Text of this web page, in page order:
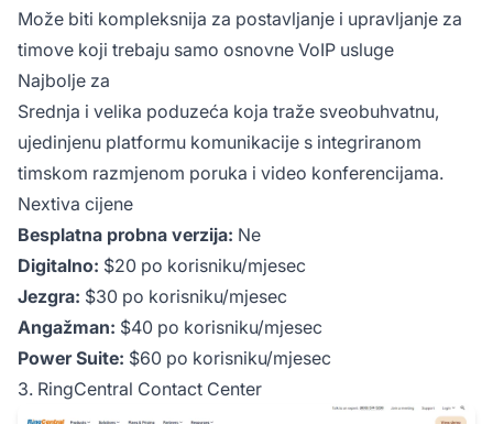
Može biti kompleksnija za postavljanje i upravljanje za
timove koji trebaju samo osnovne VoIP usluge
Najbolje za
Srednja i velika poduzeća koja traže sveobuhvatnu,
ujedinjenu platformu komunikacije s integriranom
timskom razmjenom poruka i video konferencijama.
Nextiva cijene
Besplatna probna verzija: Ne
Digitalno: $20 po korisniku/mjesec
Jezgra: $30 po korisniku/mjesec
Angažman: $40 po korisniku/mjesec
Power Suite: $60 po korisniku/mjesec
3. RingCentral Contact Center